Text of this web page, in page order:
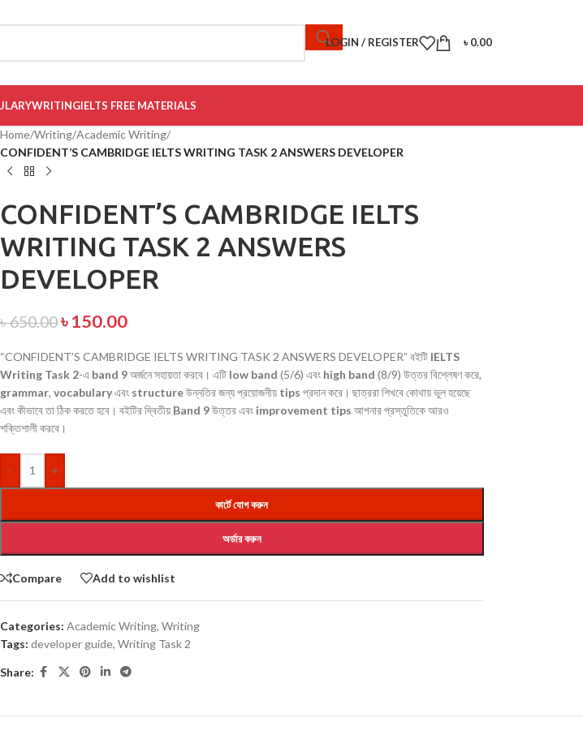
LOGIN / REGISTER ৳0.00
WRITINGIELTS FREE MATERIALS
Home/Writing/Academic Writing/
CONFIDENT’S CAMBRIDGE IELTS WRITING TASK 2 ANSWERS DEVELOPER
CONFIDENT’S CAMBRIDGE IELTS
WRITING TASK 2 ANSWERS
DEVELOPER
৳650.00৳150.00
“CONFIDENT’S CAMBRIDGE IELTS WRITING TASK 2 ANSWERS DEVELOPER” বইটি IELTS
Writing Task 2-এ band 9অর্জনে সহায়তা করবে। এটি low band (5/6) এবং high band (8/9) উত্তর বিশ্লেষণ করে,
grammar, vocabularyএবং structureউন্নতির জন্য প্রয়োজনীয় tips প্রদান করে। ছাত্ররা শিখবে কোথায় ভুল হয়েছে
এবং কীভাবে তা ঠিক করতে হবে। বইটির দ্বিতীয় Band 9উত্তর এবং improvement tips আপনার প্রস্তুতিকে আরও
শক্তিশালী করবে।
- +
কার্টে যোগ করুন
অর্ডার করুন
Compare Add to wishlist
Categories: Academic Writing, Writing
Tags: developer guide, Writing Task 2
Share: